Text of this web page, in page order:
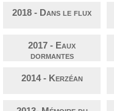
2018 - Dans le flux
2017 - Eaux
dormantes
2014 - Kerzéan